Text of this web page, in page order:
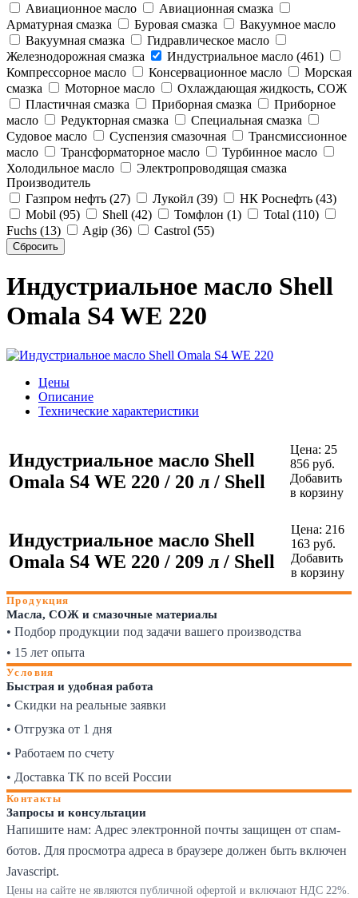
Авиационное масло
Авиационная смазка
Арматурная смазка
Буровая смазка
Вакуумное масло
Вакуумная смазка
Гидравлическое масло
Железнодорожная смазка
Индустриальное масло (461)
Компрессорное масло
Консервационное масло
Морская
смазка
Моторное масло
Охлаждающая жидкость, СОЖ
Пластичная смазка
Приборная смазка
Приборное
масло
Редукторная смазка
Специальная смазка
Судовое масло
Суспензия смазочная
Трансмиссионное
масло
Трансформаторное масло
Турбинное масло
Холодильное масло
Электропроводящая смазка
Производитель
Газпром нефть (27)
Лукойл (39)
НК Роснефть (43)
Mobil (95)
Shell (42) Томфлон (1)
Total (110)
Fuchs (13)
Agip (36) Castrol (55)
Индустриальное масло Shell
Omala S4 WE 220
Цены
Описание
Технические характеристики
Индустриальное масло Shell
Omala S4 WE 220 / 20 л / Shell
Цена: 25
856 руб.
Добавить
в корзину
Индустриальное масло Shell
Omala S4 WE 220 / 209 л / Shell
Цена: 216
163 руб.
Добавить
в корзину
Продукция
Масла, СОЖ и смазочные материалы
• Подбор продукции под задачи вашего производства
• 15 лет опыта
Условия
Быстрая и удобная работа
• Скидки на реальные заявки
• Отгрузка от 1 дня
• Работаем по счету
• Доставка ТК по всей России
Контакты
Запросы и консультации
Напишите нам: Адрес электронной почты защищен от спам-
ботов. Для просмотра адреса в браузере должен быть включен
Javascript.
Цены на сайте не являются публичной офертой и включают НДС 22%.